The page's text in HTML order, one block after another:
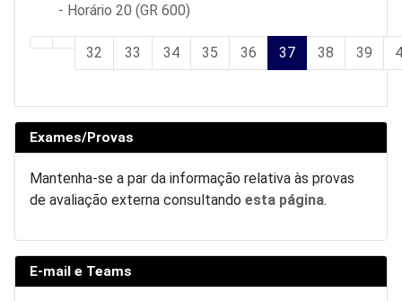
- Horário 20 (GR 600)
Pág. 37 de 51
32 33 34 35 36 37 38 39
Exames/Provas
Mantenha-se a par da informação relativa às provas
de avaliação externa consultando esta página.
E-mail e Teams